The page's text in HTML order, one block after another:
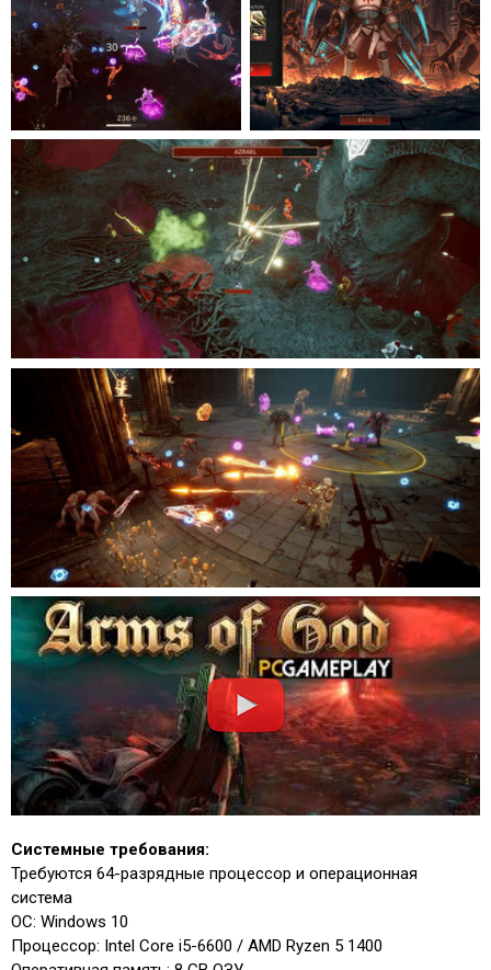
Системные требования:
Требуются 64-разрядные процессор и операционная
система
ОС: Windows 10
Процессор: Intel Core i5-6600 / AMD Ryzen 5 1400